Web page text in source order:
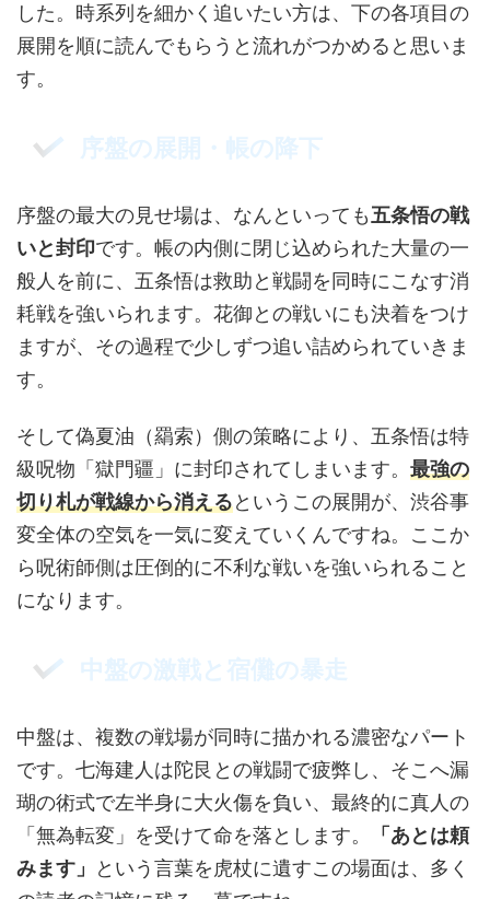
した。時系列を細かく追いたい方は、下の各項目の
展開を順に読んでもらうと流れがつかめると思いま
す。
序盤の展開・帳の降下
序盤の最大の見せ場は、なんといっても五条悟の戦
いと封印です。帳の内側に閉じ込められた大量の一
般人を前に、五条悟は救助と戦闘を同時にこなす消
耗戦を強いられます。花御との戦いにも決着をつけ
ますが、その過程で少しずつ追い詰められていきま
す。
そして偽夏油（羂索）側の策略により、五条悟は特
級呪物「獄門疆」に封印されてしまいます。 最強の
切り札が戦線から消えるというこの展開が、渋谷事
変全体の空気を一気に変えていくんですね。ここか
ら呪術師側は圧倒的に不利な戦いを強いられること
になります。
中盤の激戦と宿儺の暴走
中盤は、複数の戦場が同時に描かれる濃密なパート
です。七海建人は陀艮との戦闘で疲弊し、そこへ漏
瑚の術式で左半身に大火傷を負い、最終的に真人の
「無為転変」を受けて命を落とします。
「あとは頼
みます」
という言葉を虎杖に遺すこの場面は、多く